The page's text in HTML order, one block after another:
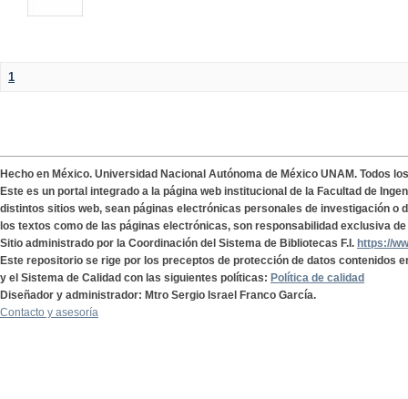
1
Hecho en México. Universidad Nacional Autónoma de México UNAM. Todos
Este es un portal integrado a la página web institucional de la Facultad de
distintos sitios web, sean páginas electrónicas personales de investigación o
los textos como de las páginas electrónicas, son responsabilidad exclusiva
Sitio administrado por la Coordinación del Sistema de Bibliotecas F.I. https://
Este repositorio se rige por los preceptos de protección de datos contenidos
y el Sistema de Calidad con las siguientes políticas: Política de calidad
Diseñador y administrador: Mtro Sergio Israel Franco García.
Contacto y asesoría